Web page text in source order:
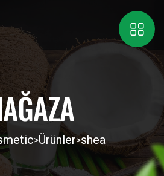
>Ürünler>shea